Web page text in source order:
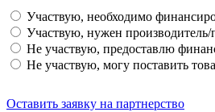
Участвую, необходимо
Участвую, нужен производитель/
Не участвую, предоставлю
Не участвую, могу поставить
Оставить заявку на партнерство